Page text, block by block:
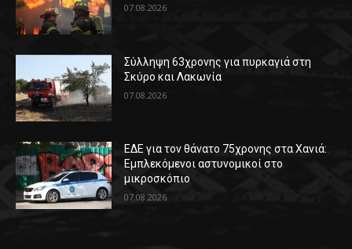
07.08.2026
Σύλληψη 63χρονης για πυρκαγιά στη
Σκύρο και Λακωνία
07.08.2026
ΕΔΕ για τον θάνατο 75χρονης στα Χανιά:
Εμπλεκόμενοι αστυνομικοί στο
μικροσκόπιο
07.08.2026